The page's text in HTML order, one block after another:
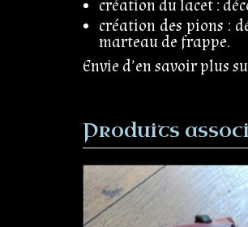
création du lacet :
création des pions :
marteau de frappe.
Envie d’en savoir plus
Produits